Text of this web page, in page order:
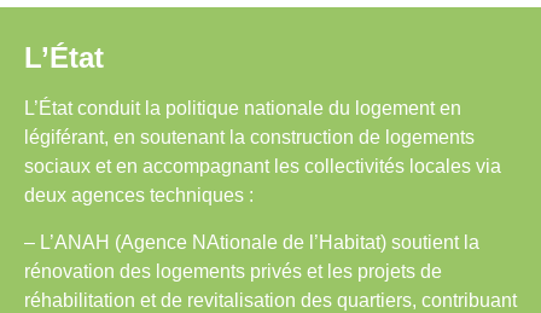
L’État
L’État conduit la politique nationale du logement en
légiférant, en soutenant la construction de logements
sociaux et en accompagnant les collectivités locales via
deux agences techniques :
– L’ANAH (Agence NAtionale de l’Habitat) soutient la
rénovation des logements privés et les projets de
réhabilitation et de revitalisation des quartiers, contribuant